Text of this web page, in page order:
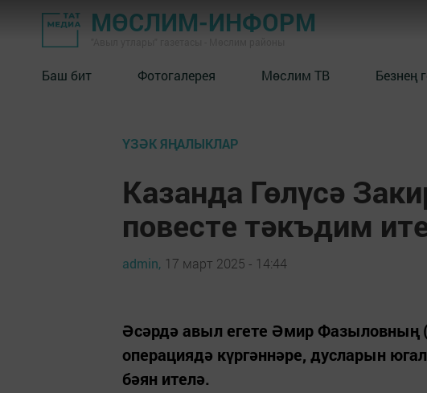
МӨСЛИМ-ИНФОРМ
Баш бит Фотогалерея Мөслим ТВ Безнең
ҮЗӘК ЯҢАЛЫКЛАР
Казанда Гөлүсә
повесте тәкъдим
admin, 17 март 2025 - 14:44
Әсәрдә авыл егете Әмир Фазыловның
операциядә күргәннәре, дусларын
бәян ителә.